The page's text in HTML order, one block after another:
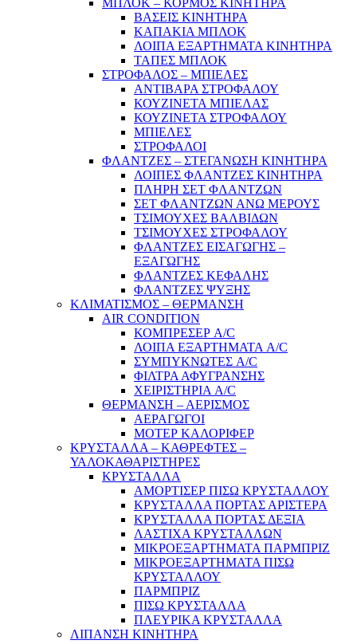
ΜΠΛΟΚ – ΚΟΡΜΟΣ ΚΙΝΗΤΗΡΑ
ΒΑΣΕΙΣ ΚΙΝΗΤΗΡΑ
ΚΑΠΑΚΙΑ ΜΠΛΟΚ
ΛΟΙΠΑ ΕΞΑΡΤΗΜΑΤΑ ΚΙΝΗΤΗΡΑ
ΤΑΠΕΣ ΜΠΛΟΚ
ΣΤΡΟΦΑΛΟΣ – ΜΠΙΕΛΕΣ
ΑΝΤΙΒΑΡΑ ΣΤΡΟΦΑΛΟΥ
ΚΟΥΖΙΝΕΤΑ ΜΠΙΕΛΑΣ
ΚΟΥΖΙΝΕΤΑ ΣΤΡΟΦΑΛΟΥ
ΜΠΙΕΛΕΣ
ΣΤΡΟΦΑΛΟΙ
ΦΛΑΝΤΖΕΣ – ΣΤΕΓΑΝΩΣΗ ΚΙΝΗΤΗΡΑ
ΛΟΙΠΕΣ ΦΛΑΝΤΖΕΣ ΚΙΝΗΤΗΡΑ
ΠΛΗΡΗ ΣΕΤ ΦΛΑΝΤΖΩΝ
ΣΕΤ ΦΛΑΝΤΖΩΝ ΑΝΩ ΜΕΡΟΥΣ
ΤΣΙΜΟΥΧΕΣ ΒΑΛΒΙΔΩΝ
ΤΣΙΜΟΥΧΕΣ ΣΤΡΟΦΑΛΟΥ
ΦΛΑΝΤΖΕΣ ΕΙΣΑΓΩΓΗΣ –
ΕΞΑΓΩΓΗΣ
ΦΛΑΝΤΖΕΣ ΚΕΦΑΛΗΣ
ΦΛΑΝΤΖΕΣ ΨΥΞΗΣ
ΚΛΙΜΑΤΙΣΜΟΣ – ΘΕΡΜΑΝΣΗ
AIR CONDITION
ΚΟΜΠΡΕΣΕΡ A/C
ΛΟΙΠΑ ΕΞΑΡΤΗΜΑΤΑ A/C
ΣΥΜΠΥΚΝΩΤΕΣ A/C
ΦΙΛΤΡΑ ΑΦΥΓΡΑΝΣΗΣ
ΧΕΙΡΙΣΤΗΡΙΑ A/C
ΘΕΡΜΑΝΣΗ – ΑΕΡΙΣΜΟΣ
ΑΕΡΑΓΩΓΟΙ
ΜΟΤΕΡ ΚΑΛΟΡΙΦΕΡ
ΚΡΥΣΤΑΛΛΑ – ΚΑΘΡΕΦΤΕΣ –
ΥΑΛΟΚΑΘΑΡΙΣΤΗΡΕΣ
ΚΡΥΣΤΑΛΛΑ
ΑΜΟΡΤΙΣΕΡ ΠΙΣΩ ΚΡΥΣΤΑΛΛΟΥ
ΚΡΥΣΤΑΛΛΑ ΠΟΡΤΑΣ ΑΡΙΣΤΕΡΑ
ΚΡΥΣΤΑΛΛΑ ΠΟΡΤΑΣ ΔΕΞΙΑ
ΛΑΣΤΙΧΑ ΚΡΥΣΤΑΛΛΩΝ
ΜΙΚΡΟΕΞΑΡΤΗΜΑΤΑ ΠΑΡΜΠΡΙΖ
ΜΙΚΡΟΕΞΑΡΤΗΜΑΤΑ ΠΙΣΩ
ΚΡΥΣΤΑΛΛΟΥ
ΠΑΡΜΠΡΙΖ
ΠΙΣΩ ΚΡΥΣΤΑΛΛΑ
ΠΛΕΥΡΙΚΑ ΚΡΥΣΤΑΛΛΑ
ΛΙΠΑΝΣΗ ΚΙΝΗΤΗΡΑ